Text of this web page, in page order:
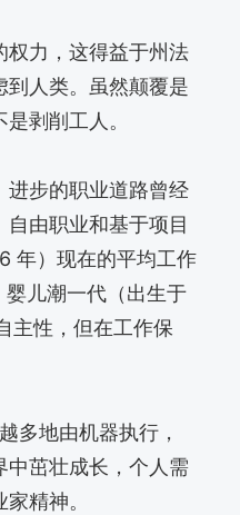
权力，这得益于州法
人类。虽然颠覆是
剥削工人。
进步的职业道路曾经
由职业和基于项目
年）现在的平均工作
儿潮一代（出生于
主性，但在工作保
多地由机器执行，
中茁壮成长，个人需
精神。